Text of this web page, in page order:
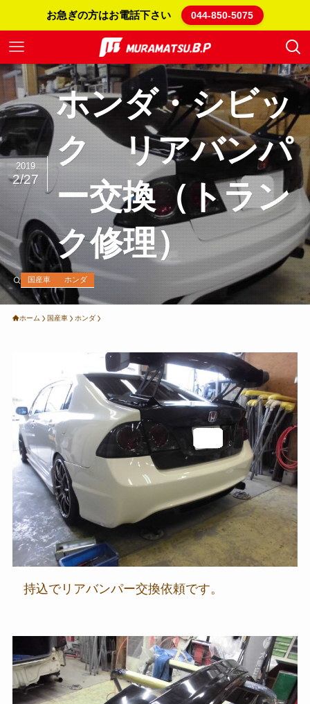
お急ぎの方はお電話下さい 044-850-5075
ホンダ・シビッ
ク リアバンパ
ー交換（トラン
ク修理）
2019
2/27
国産車 ホンダ
ホーム 国産車 ホンダ
持込でリアバンパー交換依頼です。